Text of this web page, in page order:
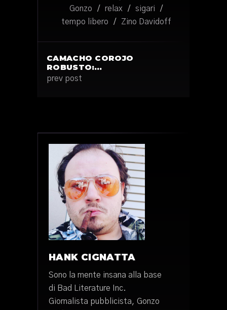
Gonzo
/ relax / sigari
/
tempo libero
/ Zino Davidoff
CAMACHO COROJO
ROBUSTO:…
prev post
HANK CIGNATTA
Sono la mente insana alla base
di Bad Literature Inc.
Giornalista pubblicista, Gonzo